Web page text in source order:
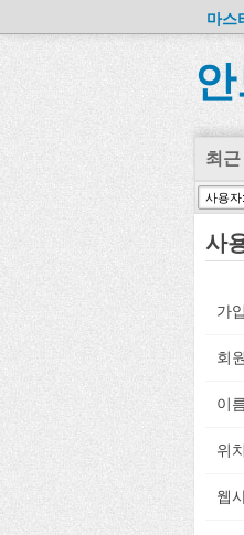
마스
최
사용자
사
가
회
이
위
웹